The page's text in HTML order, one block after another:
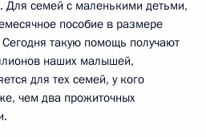
Для семей с маленькими детьми,
пособие в размере
такую помощь получают
наших малышей,
для тех семей, у кого
чем два прожиточных